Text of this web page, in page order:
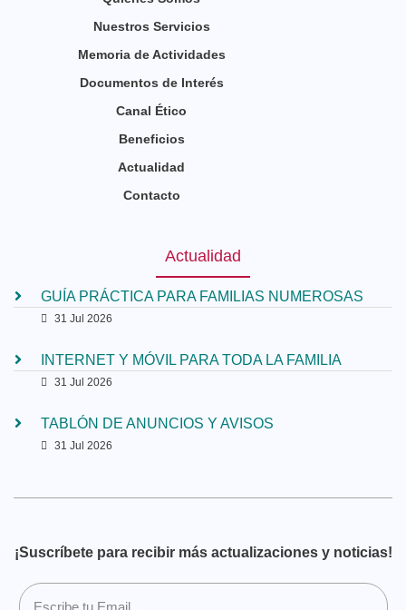
Nuestros Servicios
Memoria de Actividades
Documentos de Interés
Canal Ético
Beneficios
Actualidad
Contacto
Actualidad
GUÍA PRÁCTICA PARA FAMILIAS NUMEROSAS
31 Jul 2026
INTERNET Y MÓVIL PARA TODA LA FAMILIA
31 Jul 2026
TABLÓN DE ANUNCIOS Y AVISOS
31 Jul 2026
¡Suscríbete para recibir más actualizaciones y noticias!